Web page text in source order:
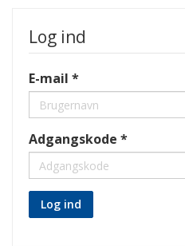
Log ind
E-mail
Adgangskode
Log ind